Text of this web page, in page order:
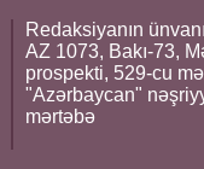
Redaksiyanın
AZ 1073, Bakı-73,
prospekti, 529-cu
"Azərbaycan"
mərtəbə